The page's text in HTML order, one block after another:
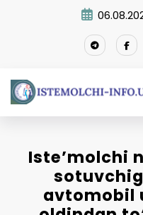
Iste’molchi
avtomobil